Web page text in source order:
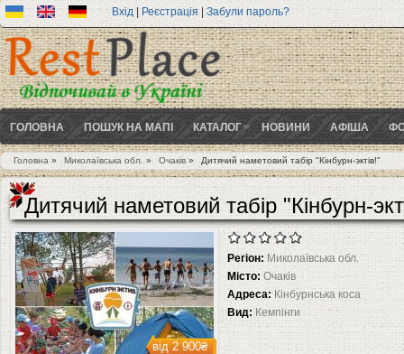
Вхід | Реєстрація|Забули пароль?
ГОЛОВНА ПОШУК НА МАПІ КАТАЛОГ НОВИНИ АФІША
Ви є тут
Головна» Миколаївська обл. » Очаків » Дитячий наметовий табір "Кінбурн-эктів!"
Дитячий наметовий табір "Кінбурн-
від2 900₴
Регіон: Миколаївська обл.
Місто: Очаків
Адреса: Кінбурнська коса
Вид:Кемпінги